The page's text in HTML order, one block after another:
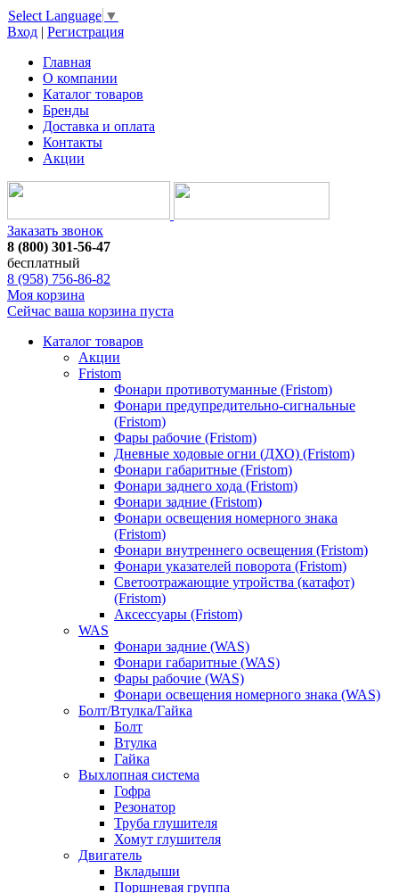
Select Language ▼
Вход | Регистрация
Главная
О компании
Каталог товаров
Бренды
Доставка и оплата
Контакты
Акции
Заказать звонок
8 (800) 301-56-47
бесплатный
8 (958) 756-86-82
Моя корзина
Сейчас ваша корзина пуста
Каталог товаров
Акции
Fristom
Фонари противотуманные (Fristom)
Фонари предупредительно-сигнальные
(Fristom)
Фары рабочие (Fristom)
Дневные ходовые огни (ДХО) (Fristom)
Фонари габаритные (Fristom)
Фонари заднего хода (Fristom)
Фонари задние (Fristom)
Фонари освещения номерного знака
(Fristom)
Фонари внутреннего освещения (Fristom)
Фонари указателей поворота (Fristom)
Светоотражающие утройства (катафот)
(Fristom)
Аксессуары (Fristom)
WAS
Фонари задние (WAS)
Фонари габаритные (WAS)
Фары рабочие (WAS)
Фонари освещения номерного знака (WAS)
Болт/Втулка/Гайка
Болт
Втулка
Гайка
Выхлопная система
Гофра
Резонатор
Труба глушителя
Хомут глушителя
Двигатель
Вкладыши
Поршневая группа